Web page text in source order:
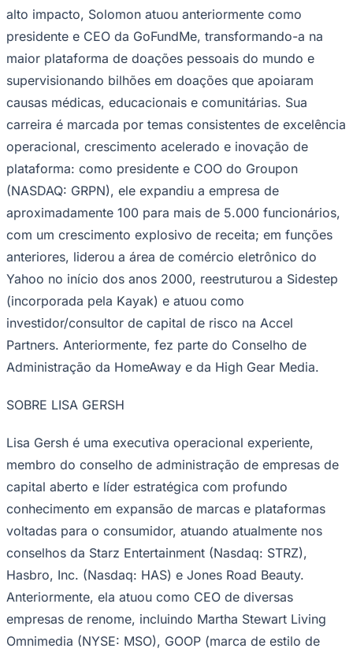
Corinthians
Palmeiras
alto impacto, Solomon atuou anteriormente como
presidente e CEO da GoFundMe, transformando-a na
maior plataforma de doações pessoais do mundo e
supervisionando bilhões em doações que apoiaram
causas médicas, educacionais e comunitárias. Sua
carreira é marcada por temas consistentes de excelência
operacional, crescimento acelerado e inovação de
plataforma: como presidente e COO do Groupon
(NASDAQ: GRPN), ele expandiu a empresa de
aproximadamente 100 para mais de 5.000 funcionários,
com um crescimento explosivo de receita; em funções
anteriores, liderou a área de comércio eletrônico do
Yahoo no início dos anos 2000, reestruturou a Sidestep
(incorporada pela Kayak) e atuou como
investidor/consultor de capital de risco na Accel
Partners. Anteriormente, fez parte do Conselho de
Administração da HomeAway e da High Gear Media.
SOBRE LISA GERSH
Lisa Gersh é uma executiva operacional experiente,
membro do conselho de administração de empresas de
capital aberto e líder estratégica com profundo
conhecimento em expansão de marcas e plataformas
voltadas para o consumidor, atuando atualmente nos
conselhos da Starz Entertainment (Nasdaq: STRZ),
Hasbro, Inc. (Nasdaq: HAS) e Jones Road Beauty.
Anteriormente, ela atuou como CEO de diversas
empresas de renome, incluindo Martha Stewart Living
Omnimedia (NYSE: MSO), GOOP (marca de estilo de